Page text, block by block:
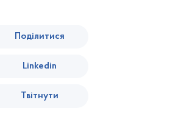
Поділитися
Linkedin
Твітнути